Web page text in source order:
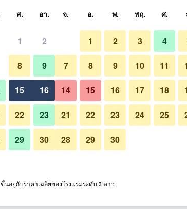
แสดงราคา
แสดงราคา
ส. อา.
1 2
8 9
15 16
22 23
29 30
จ. อ. พ. พฤ. ศ.
1 2 3 4
7 8 9 10 11
14 15 16 17 18
21 22 23 24 25
28 29 30
ขึ้นอยู่กับราคาเฉลี่ยของโรงแรมระดับ 3 ดาว